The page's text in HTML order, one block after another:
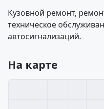
Кузовной ремонт,
техническое
автосигнализаций.
На карте